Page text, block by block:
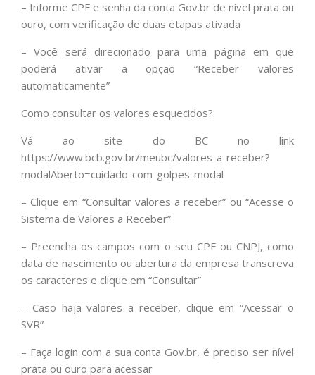
– Informe CPF e senha da conta Gov.br de nível prata ou
ouro, com verificação de duas etapas ativada
– Você será direcionado para uma página em que
poderá ativar a opção “Receber valores
automaticamente”
Como consultar os valores esquecidos?
Vá ao site do BC no link
https://www.bcb.gov.br/meubc/valores-a-receber?
modalAberto=cuidado-com-golpes-modal
– Clique em “Consultar valores a receber” ou “Acesse o
Sistema de Valores a Receber”
– Preencha os campos com o seu CPF ou CNPJ, como
data de nascimento ou abertura da empresa transcreva
os caracteres e clique em “Consultar”
– Caso haja valores a receber, clique em “Acessar o
SVR”
– Faça login com a sua conta Gov.br, é preciso ser nível
prata ou ouro para acessar